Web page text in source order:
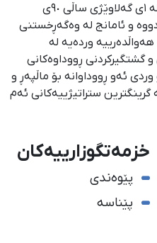
ئاژانسی هەواڵدەریی کوردستان، لە ١ی گەلاوێژی ساڵی ٩٠ی
و ئامانج لە وەگەڕخستنی
وردەیە لە
ڕووداوەكانی
ئەو ڕووداوانە بۆ ماڵپەڕ و
گرینگترین ستراتیژییەكانی ئەم
خزمەتگوزارییەکان
پێوەندی
پێناسە